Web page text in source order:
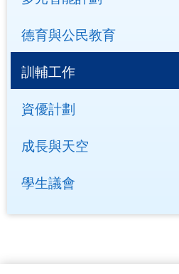
德育與公民教育
訓輔工作
資優計劃
成長與天空
學生議會